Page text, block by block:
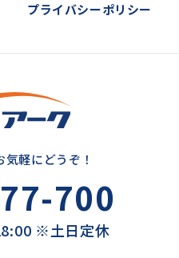
プライバシーポリシー
軽にどうぞ！
700
※土日定休